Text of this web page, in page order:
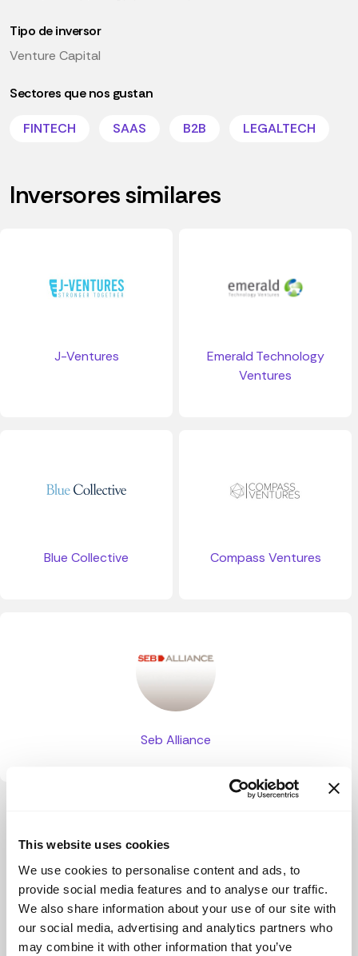
This website uses cookies
We use cookies to personalise content and ads, to
provide social media features and to analyse our traffic.
We also share information about your use of our site with
our social media, advertising and analytics partners who
may combine it with other information that you’ve
Tipo de inversor
Venture Capital
Sectores que nos gustan
FINTECH SAAS B2B LEGALTECH
Inversores similares
J-Ventures
Emerald Technology
Ventures
Blue Collective Compass Ventures
Seb Alliance